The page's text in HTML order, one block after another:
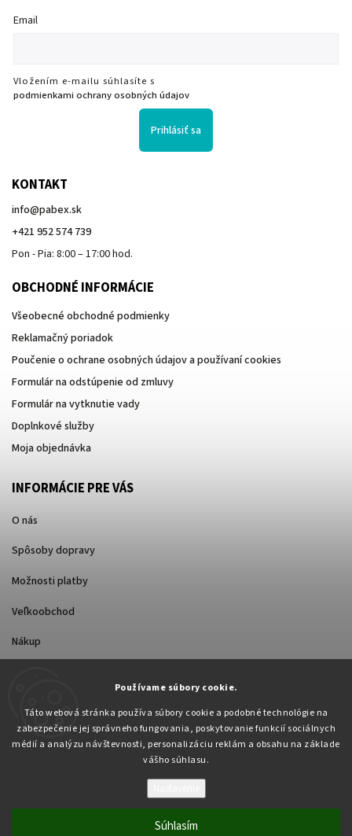
Používame súbory cookie.
Táto webová stránka používa súbory cookie a podobné technológie na
zabezpečenie jej správneho fungovania, poskytovanie funkcií sociálnych
médií a analýzu návštevnosti, personalizáciu reklám a obsahu na základe
vášho súhlasu.
Súhlasím
Email
Vložením e-mailu súhlasíte s
podmienkami ochrany osobných údajov
Prihlásiť sa
KONTAKT
info@pabex.sk
+421 952 574 739
Pon - Pia: 8:00 – 17:00 hod.
OBCHODNÉ INFORMÁCIE
Všeobecné obchodné podmienky
Reklamačný poriadok
Poučenie o ochrane osobných údajov a používaní cookies
Formulár na odstúpenie od zmluvy
Formulár na vytknutie vady
Doplnkové služby
Moja objednávka
INFORMÁCIE PRE VÁS
O nás
Spôsoby dopravy
Možnosti platby
Veľkoobchod
Nákup
Copyright 2026Pabex.sk. Všetky práva vyhradené.
Upraviť nastavenie cookies